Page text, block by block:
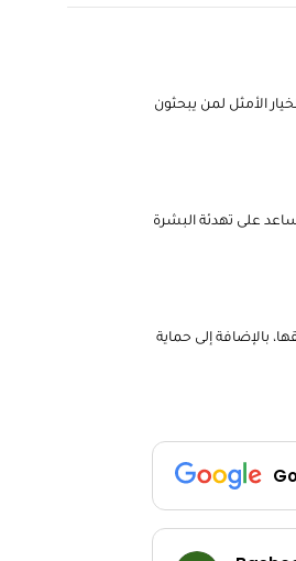
مما يجعله الخيار الأمثل لمن يبحثون
يساعد على تهدئة البشرة
بالإضافة إلى حماية